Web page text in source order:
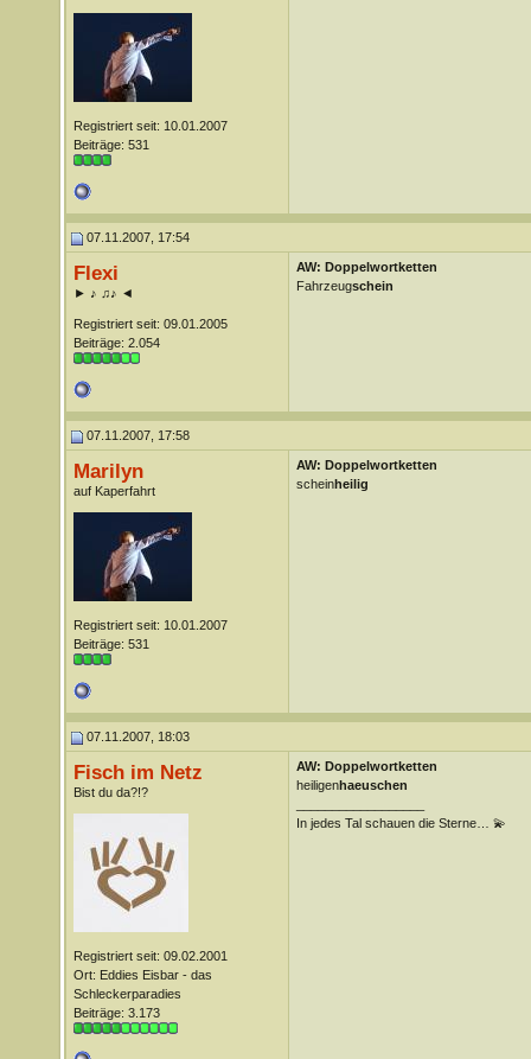
Registriert seit: 10.01.2007
Beiträge: 531
07.11.2007, 17:54
Flexi
► ♪ ♫♪ ◄
Registriert seit: 09.01.2005
Beiträge: 2.054
AW: Doppelwortketten
Fahrzeugschein
07.11.2007, 17:58
Marilyn
auf Kaperfahrt
Registriert seit: 10.01.2007
Beiträge: 531
AW: Doppelwortketten
scheinheilig
07.11.2007, 18:03
Fisch im Netz
Bist du da?!?
Registriert seit: 09.02.2001
Ort: Eddies Eisbar - das
Schleckerparadies
Beiträge: 3.173
AW: Doppelwortketten
heiligenhaeuschen
In jedes Tal schauen die Sterne… 💫